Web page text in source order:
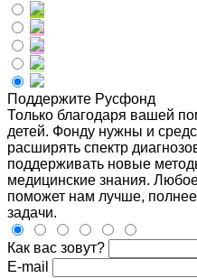
Поддержите Русфонд
Только благодаря вашей
детей. Фонду нужны и
расширять спектр
поддерживать новые
медицинские знания.
поможет нам лучше,
задачи.
Как вас зовут?
E-mail